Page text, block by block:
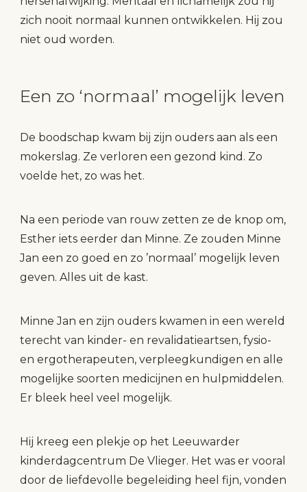
zich nooit normaal kunnen ontwikkelen. Hij zou
niet oud worden.
Een zo ‘normaal’ mogelijk leven
De boodschap kwam bij zijn ouders aan als een
mokerslag. Ze verloren een gezond kind. Zo
voelde het, zo was het.
Na een periode van rouw zetten ze de knop om,
Esther iets eerder dan Minne. Ze zouden Minne
Jan een zo goed en zo ’normaal’ mogelijk leven
geven. Alles uit de kast.
Minne Jan en zijn ouders kwamen in een wereld
terecht van kinder- en revalidatieartsen, fysio-
en ergotherapeuten, verpleegkundigen en alle
mogelijke soorten medicijnen en hulpmiddelen.
Er bleek heel veel mogelijk.
Hij kreeg een plekje op het Leeuwarder
kinderdagcentrum De Vlieger. Het was er vooral
door de liefdevolle begeleiding heel fijn, vonden